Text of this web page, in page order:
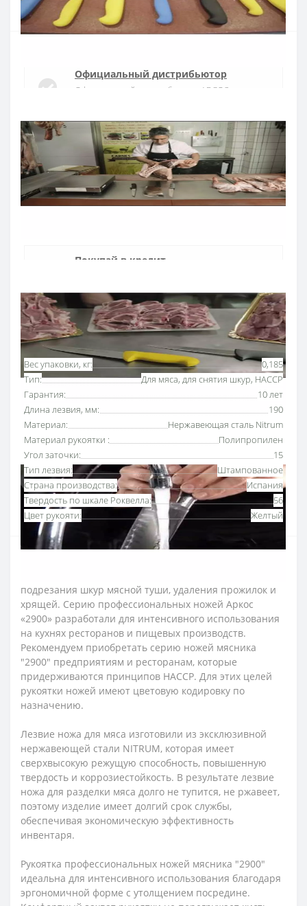
Купить
Основные характеристики Все характеристики
Вес упаковки, кг:
0,185
Тип:
Для мяса, для снятия шкур, HACCP
Гарантия:
10 лет
Длина лезвия, мм:
190
Материал:
Нержавеющая сталь Nitrum
Материал рукоятки :
Полипропилен
Угол заточки:
15
Тип лезвия:
Штампованное
Страна производства:
Испания
Твердость по шкале Роквелла:
56
Цвет рукояти:
Желтый
Официальный дистрибьютор
Официальный дистрибьютор ARCOS в
Быстрая доставка
Доставка в течении 1-3 дней по Украине
Гарантия качества
Покупай в кредит
подрезания шкур мясной туши, удаления прожилок и
хрящей. Серию профессиональных ножей Аркос
«2900» разработали для интенсивного использования
на кухнях ресторанов и пищевых производств.
Рекомендуем приобретать серию ножей мясника
"2900" предприятиям и ресторанам, которые
придерживаются принципов HACCP. Для этих целей
рукоятки ножей имеют цветовую кодировку по
назначению.
Лезвие ножа для мяса изготовили из эксклюзивной
нержавеющей стали NITRUM, которая имеет
сверхвысокую режущую способность, повышенную
твердость и коррозиестойкость. В результате лезвие
ножа для разделки мяса долго не тупится, не ржавеет,
поэтому изделие имеет долгий срок службы,
обеспечивая экономическую эффективность
инвентаря.
Рукоятка профессиональных ножей мясника "2900"
идеальна для интенсивного использования благодаря
эргономичной форме с утолщением посредине.